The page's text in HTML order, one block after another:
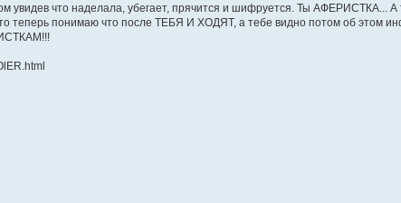
увидев что наделала, убегает, прячится и шифруется. Ты АФЕРИСТКА... А
теперь понимаю что после ТЕБЯ И ХОДЯТ, а тебе видно потом об этом